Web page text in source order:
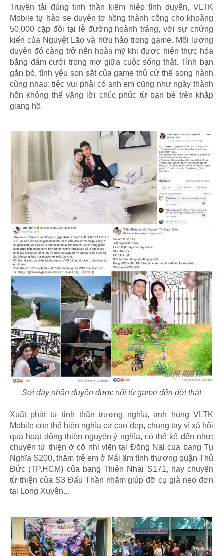
Truyền tải đúng tinh thần kiếm hiệp tình duyên, VLTK
Mobile tự hào se duyên tơ hồng thành công cho khoảng
50.000 cặp đôi tại lễ đường hoành tráng, với sự chứng
kiến của Nguyệt Lão và hữu hảo trong game. Mối lương
duyên đó càng trở nên hoàn mỹ khi được hiện thực hóa
bằng đám cưới trong mơ giữa cuộc sống thật. Tình bạn
gắn bó, tình yêu son sắt của game thủ cứ thế song hành
cùng nhau: tiệc vui phải có anh em cũng như ngày thành
hôn không thể vắng lời chúc phúc từ bạn bè trên khắp
giang hồ.
Sợi dây nhân duyên được nối từ game đến đời thật
Xuất phát từ tinh thần trượng nghĩa, anh hùng VLTK
Mobile còn thể hiện nghĩa cử cao đẹp, chung tay vì xã hội
qua hoạt động thiện nguyện ý nghĩa, có thể kể đến như:
chuyến từ thiện ở cô nhi viện tại Đồng Nai của bang Tụ
Nghĩa S200, thăm trẻ em ở Mái ấm tình thương quận Thủ
Đức (TP.HCM) của bang Thiên Nhai S171, hay chuyến
từ thiện của S3 Đấu Thần nhằm giúp đỡ cụ già neo đơn
tại Long Xuyên...